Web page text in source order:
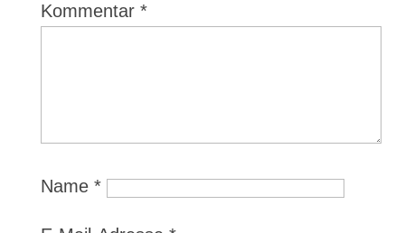
Kommentar *
Name *